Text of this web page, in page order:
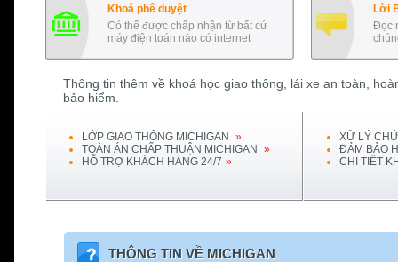
Khoá phê duyệt
Có thể được chấp nhận từ bất cứ
máy điện toán nào có internet
Lời
Đọc
Thông tin thêm về khoá học giao thông, lái xe an toàn,
bảo hiểm.
LỚP GIAO THÔNG MICHIGAN
»
TOÀN ÁN CHẤP THUẬN MICHIGAN
»
HỖ TRỢ KHÁCH HÀNG 24/7 »
XỬ LÝ
ĐẢM BẢO
CHI TIẾT
THÔNG TIN VỀ MICHIGAN